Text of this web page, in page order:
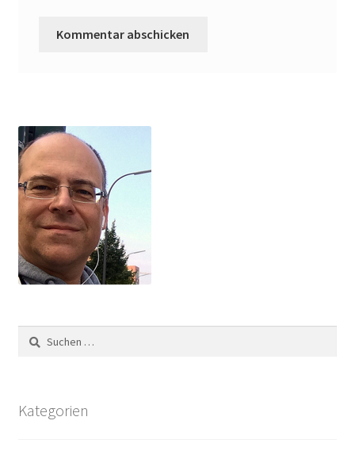
Suchen
nach:
Kategorien